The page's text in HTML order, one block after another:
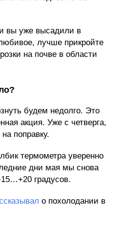
вы уже высадили в
лучше прикройте
на почве в области
будем недолго. Это
акция. Уже с четверга,
поправку.
термометра уверенно
дни мая мы снова
градусов.
о похолодании в